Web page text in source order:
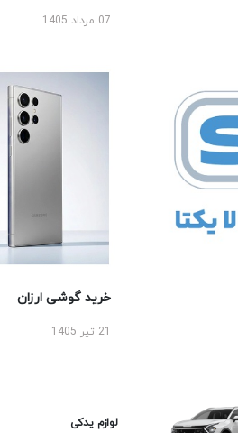
07 مرداد 1405
خرید گوشی ارزان
لوازم یدکی